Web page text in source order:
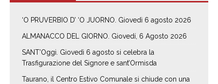
‘O PRUVERBIO D’ ‘O JUORNO. Giovedì 6 agosto 2026
ALMANACCO DEL GIORNO. Giovedí, 6 Agosto 2026
SANT’Oggi. Giovedì 6 agosto si celebra la
Trasfigurazione del Signore e sant’Ormisda
Taurano, il Centro Estivo Comunale si chiude con una